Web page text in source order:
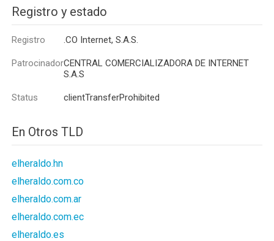
Registro y estado
Registro .CO Internet, S.A.S.
PatrocinadorCENTRAL COMERCIALIZADORA DE INTERNET
S.A.S
Status clientTransferProhibited
En Otros TLD
elheraldo.hn
elheraldo.com.co
elheraldo.com.ar
elheraldo.com.ec
elheraldo.es